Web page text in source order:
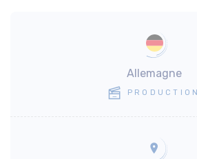
Allemagne
PRODUCTION